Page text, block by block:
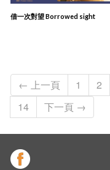
借一次對望 Borrowed sight
← 上一頁 1 2
14
下一頁 →